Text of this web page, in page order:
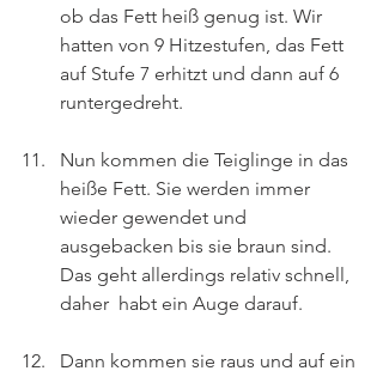
ob das Fett heiß genug ist. Wir
hatten von 9 Hitzestufen, das Fett
auf Stufe 7 erhitzt und dann auf 6
runtergedreht.
Nun kommen die Teiglinge in das
heiße Fett. Sie werden immer
wieder gewendet und
ausgebacken bis sie braun sind.
Das geht allerdings relativ schnell,
daher  habt ein Auge darauf.
Dann kommen sie raus und auf ein